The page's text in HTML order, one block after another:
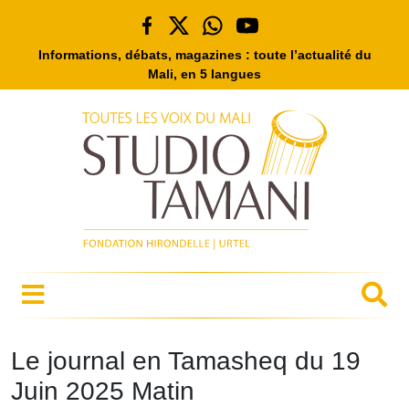
Informations, débats, magazines : toute l’actualité du
Mali, en 5 langues
Le journal en Tamasheq du 19
Juin 2025 Matin